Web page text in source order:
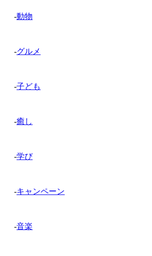
-動物
-グルメ
-子ども
-癒し
-学び
-キャンペーン
-音楽